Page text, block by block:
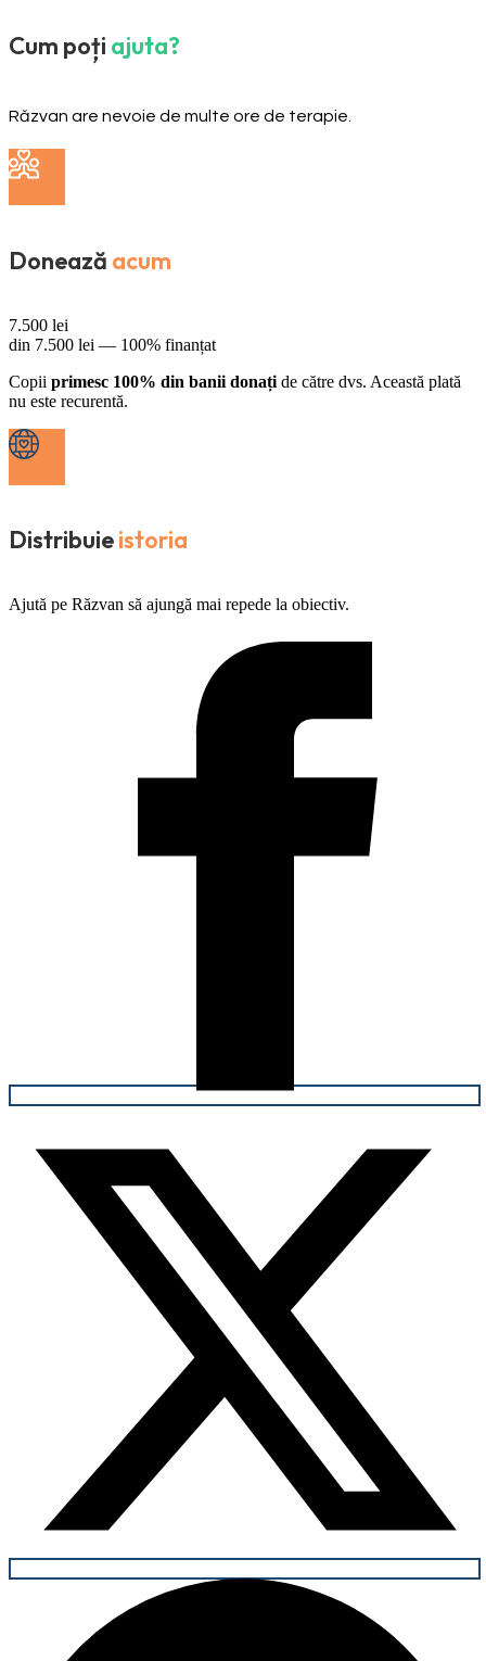
Cum poți ajuta?
Răzvan are nevoie de multe ore de terapie.
Donează acum
7.500 lei
din 7.500 lei — 100% finanțat
Copii primesc 100% din banii donați de către dvs. Această plată
nu este recurentă.
Distribuieistoria
Ajută pe Răzvan să ajungă mai repede la obiectiv.